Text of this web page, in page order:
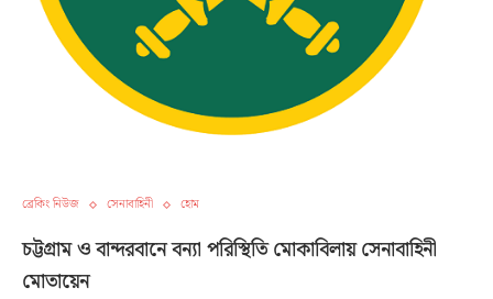
ব্রেকিং নিউজ সেনাবাহিনী হোম
চট্টগ্রাম ও বান্দরবানে বন্যা পরিস্থিতি মোকাবিলায় সেনাবাহিনী
মোতায়েন